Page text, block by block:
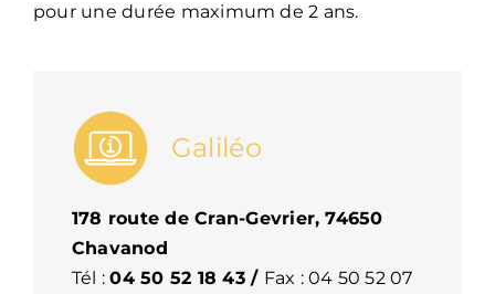
pour une durée maximum de 2 ans.
Galiléo
178 route de Cran-Gevrier, 74650
Chavanod
Tél :04 50 52 18 43/ Fax : 04 50 52 07